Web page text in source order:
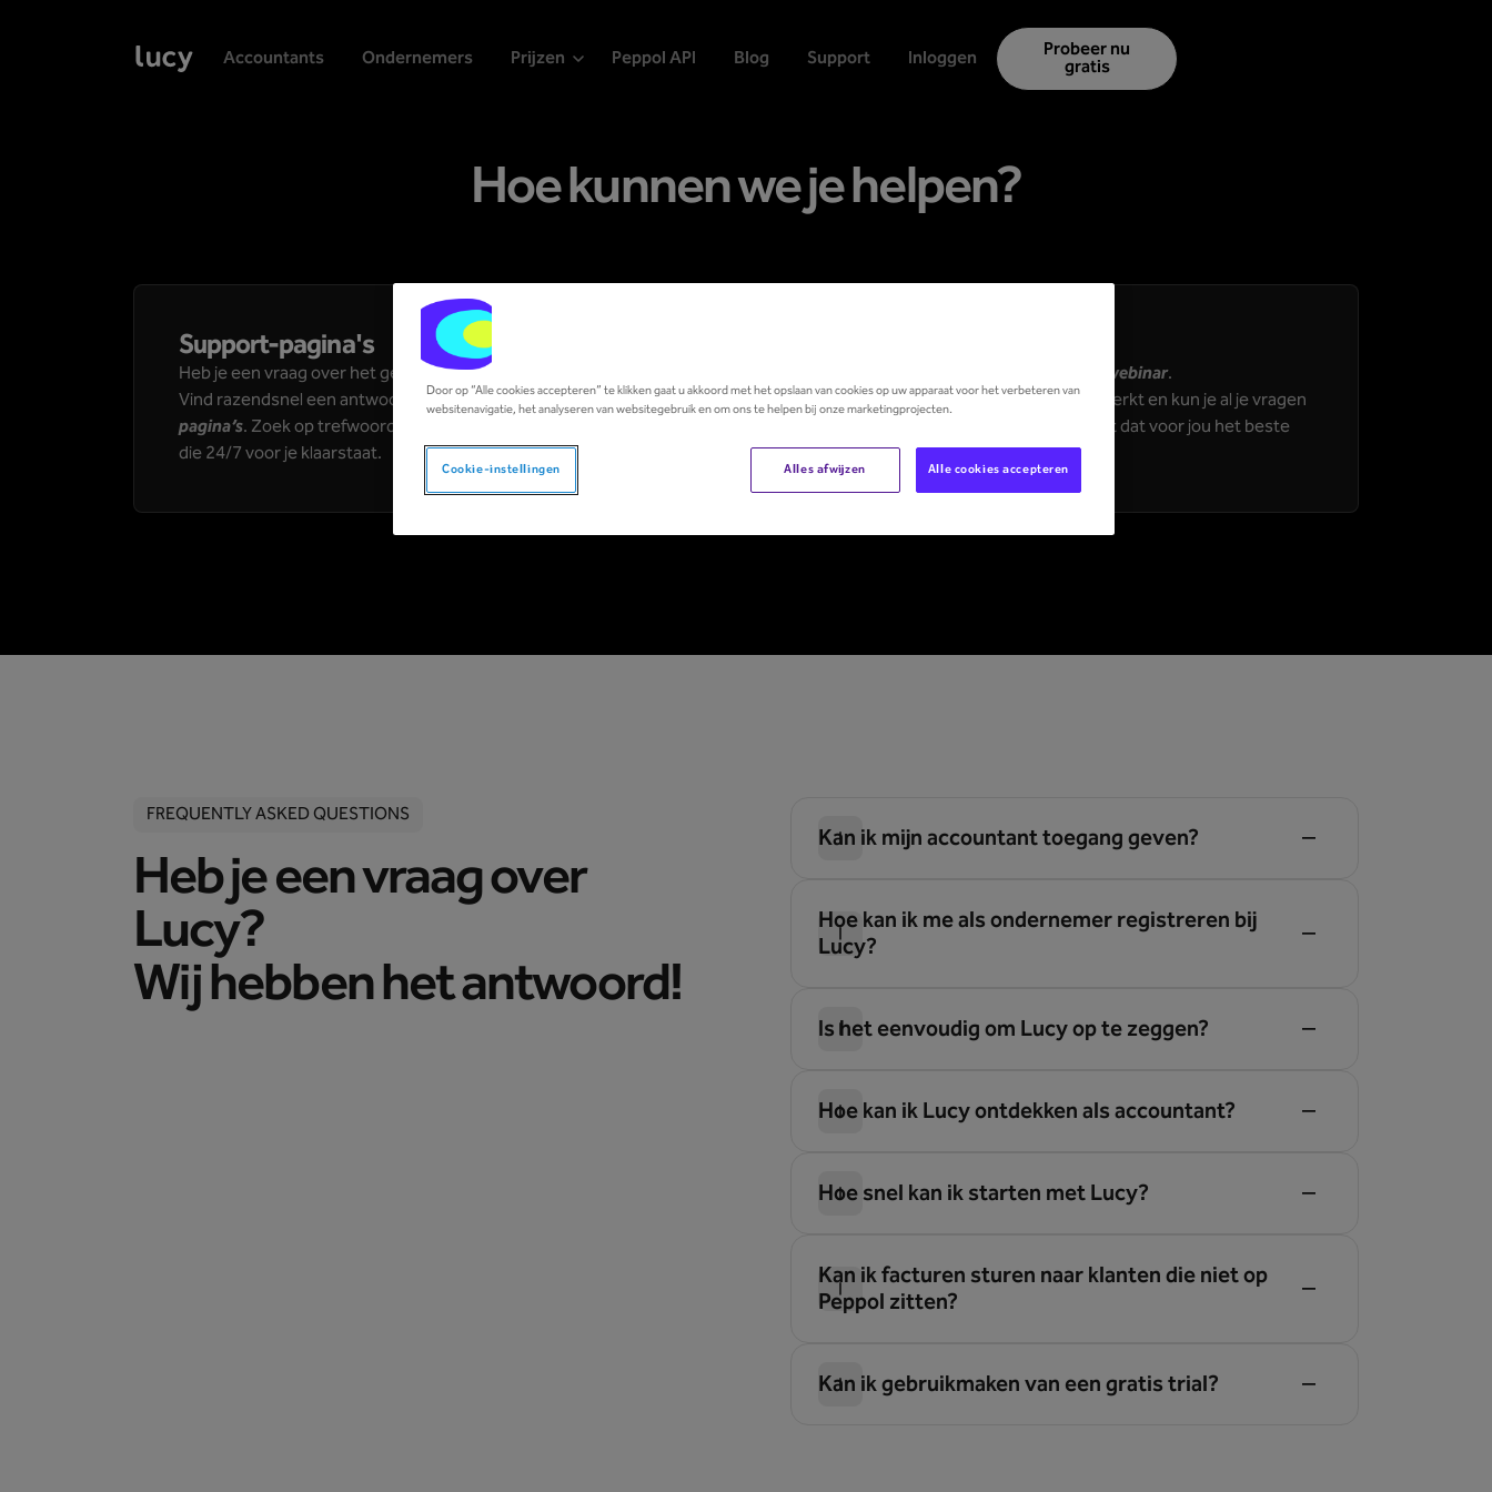
Accountants Ondernemers Prijzen Peppol API Blog Support Inloggen Probeer nu
gratis
Hoe kunnen we je helpen?
Support-pagina's
Heb je een vraag over het gebruik van Lucy?
Vind razendsnel een antwoord in onze uitgebreidesupport-
pagina’s. Zoek op trefwoorden of stel je vraag aan onze chatbot,
die 24/7 voor je klaarstaat.
online webinar.
In slechts 15 minuten leer je hoe Lucy werkt en kun je al je vragen
live stellen via de chat. Kies een moment dat voor jou het beste
past!
FREQUENTLY ASKED QUESTIONS
Heb je een vraag over
Lucy?
Wij hebben het antwoord!
Kan ik mijn accountant toegang geven?
Hoe kan ik me als ondernemer registreren bij
Lucy?
Is het eenvoudig om Lucy op te zeggen?
Hoe kan ik Lucy ontdekken als accountant?
Hoe snel kan ik starten met Lucy?
Kan ik facturen sturen naar klanten die niet op
Peppol zitten?
Kan ik gebruikmaken van een gratis trial?
Door op “Alle cookies accepteren” te klikken gaat u akkoord met het opslaan van cookies op uw apparaat voor het verbeteren van
websitenavigatie, het analyseren van websitegebruik en om ons te helpen bij onze marketingprojecten.
Cookie-instellingen Alles afwijzen Alle cookies accepteren